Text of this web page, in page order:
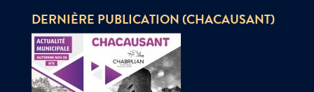
DERNIÈRE PUBLICATION (CHACAUSANT)